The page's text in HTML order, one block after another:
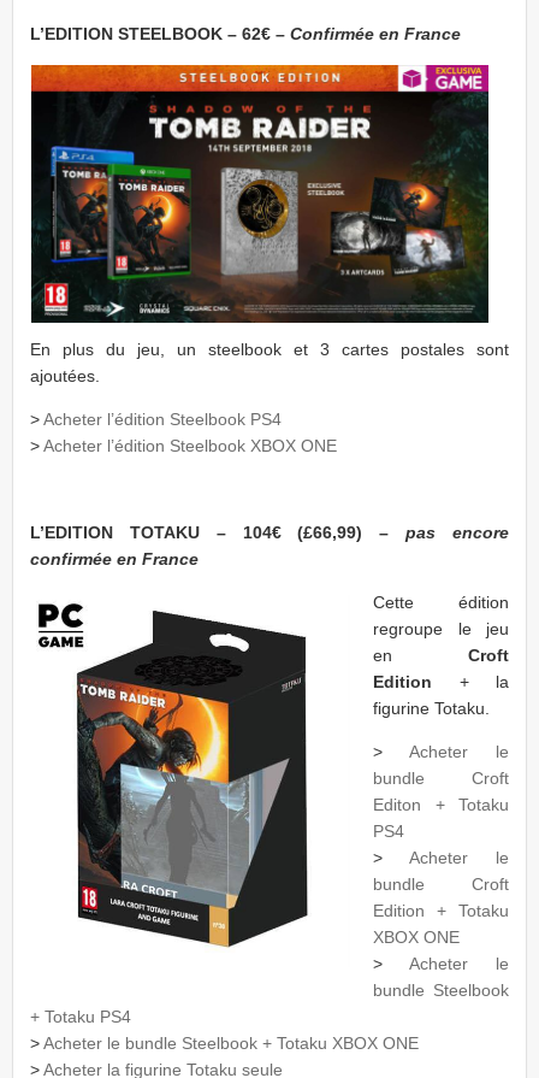
L’EDITION STEELBOOK – 62€ – Confirmée en France
En plus du jeu, un steelbook et 3 cartes postales sont
ajoutées.
>Acheter l’édition Steelbook PS4
>Acheter l’édition Steelbook XBOX ONE
L’EDITION TOTAKU – 104€ (£66,99) –pas encore
confirmée en France
Cette édition
regroupe le jeu
en Croft
Edition + la
figurine Totaku.
>Acheter le
bundle Croft
Editon + Totaku
PS4
>Acheter le
bundle Croft
Edition + Totaku
XBOX ONE
>Acheter le
bundle Steelbook
+ Totaku PS4
>Acheter le bundle Steelbook + Totaku XBOX ONE
>Acheter la figurine Totaku seule